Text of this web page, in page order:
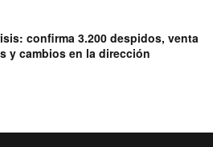
confirma 3.200 despidos, venta
y cambios en la dirección